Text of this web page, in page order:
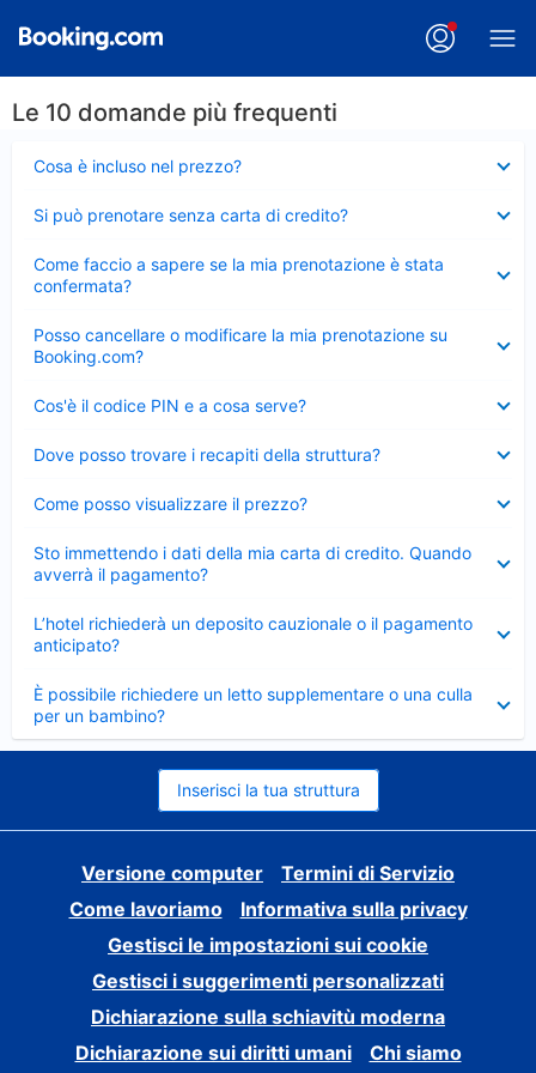
Le 10 domande più frequenti
Cosa è incluso nel prezzo?
chiuso
Si può prenotare senza carta di credito?
chiuso
Come faccio a sapere se la mia prenotazione è stata
confermata?
chiuso
Posso cancellare o modificare la mia prenotazione su
Booking.com?
chiuso
Cos'è il codice PIN e a cosa serve?
chiuso
Dove posso trovare i recapiti della struttura?
chiuso
Come posso visualizzare il prezzo?
chiuso
Sto immettendo i dati della mia carta di credito. Quando
avverrà il pagamento?
chiuso
L’hotel richiederà un deposito cauzionale o il pagamento
anticipato?
chiuso
È possibile richiedere un letto supplementare o una culla
per un bambino?
Elemento
chiuso
Inserisci la tua struttura
Versione computer
Termini di Servizio
Come lavoriamo
Informativa sulla privacy
Gestisci le impostazioni sui cookie
Gestisci i suggerimenti personalizzati
Dichiarazione sulla schiavitù moderna
Dichiarazione sui diritti umani
Chi siamo